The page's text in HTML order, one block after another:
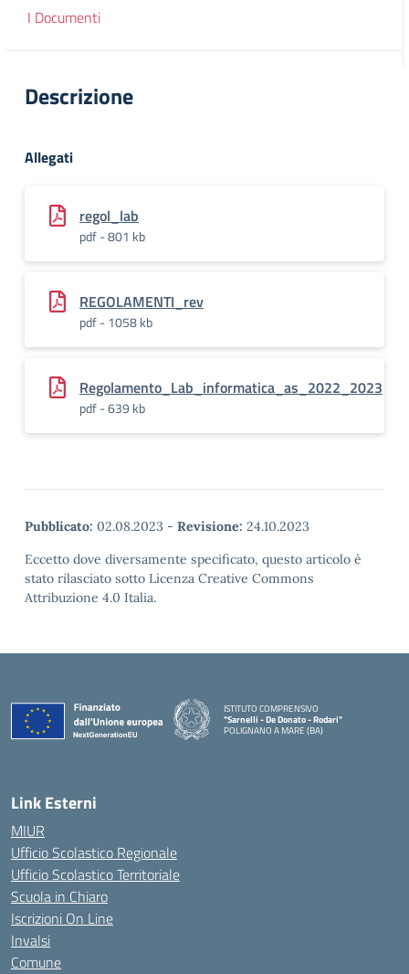
I Documenti
Descrizione
Allegati
regol_lab
pdf - 801 kb
REGOLAMENTI_rev
pdf - 1058 kb
Regolamento_Lab_informatica_as_2022_2023
pdf - 639 kb
Pubblicato: 02.08.2023 - Revisione: 24.10.2023
Eccetto dove diversamente specificato, questo articolo è
stato rilasciato sotto Licenza Creative Commons
Attribuzione 4.0 Italia.
ISTITUTO COMPRENSIVO
"Sarnelli - De Donato - Rodari"
POLIGNANO A MARE (BA)
Link Esterni
MIUR
Ufficio Scolastico Regionale
Ufficio Scolastico Territoriale
Scuola in Chiaro
Iscrizioni On Line
Invalsi
Comune